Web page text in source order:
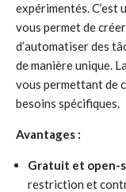
expérimentés. C’est
vous permet de
d’automatiser des
de manière unique.
vous permettant de
besoins spécifiques.
Avantages :
Gratuit et open-
restriction et